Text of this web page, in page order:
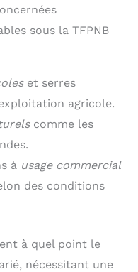
sous la TFPNB
et serres
agricole.
comme les
à usage commercial
des conditions
à quel point le
nécessitant une